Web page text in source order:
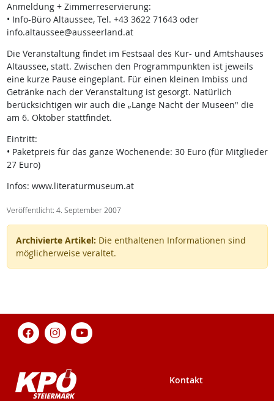
Anmeldung + Zimmerreservierung:
• Info-Büro Altaussee, Tel. +43 3622 71643 oder
info.altaussee@ausseerland.at
Die Veranstaltung findet im Festsaal des Kur- und Amtshauses
Altaussee, statt. Zwischen den Programmpunkten ist jeweils
eine kurze Pause eingeplant. Für einen kleinen Imbiss und
Getränke nach der Veranstaltung ist gesorgt. Natürlich
berücksichtigen wir auch die „Lange Nacht der Museen" die
am 6. Oktober stattfindet.
Eintritt:
• Paketpreis für das ganze Wochenende: 30 Euro (für Mitglieder
27 Euro)
Infos: www.literaturmuseum.at
Veröffentlicht: 4. September 2007
Archivierte Artikel: Die enthaltenen Informationen sind
möglicherweise veraltet.
Kontakt